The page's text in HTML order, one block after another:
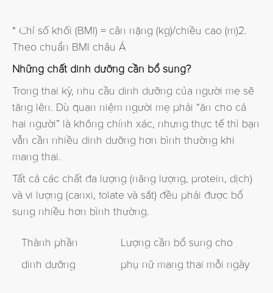
* Chỉ số khối (BMI) = cân nặng (kg)/chiều cao (m)2.
Theo chuẩn BMI châu Á
Những chất dinh dưỡng cần bổ sung?
Trong thai kỳ, nhu cầu dinh dưỡng của người mẹ sẽ
tăng lên. Dù quan niệm người mẹ phải “ăn cho cả
hai người” là không chính xác, nhưng thực tế thì bạn
vẫn cần nhiều dinh dưỡng hơn bình thường khi
mang thai.
Tất cả các chất đa lượng (năng lượng, protein, dịch)
và vi lượng (canxi, folate và sắt) đều phải được bổ
sung nhiều hơn bình thường.
Thành phần
dinh dưỡng
Lượng cần bổ sung cho
phụ nữ mang thai mỗi ngày